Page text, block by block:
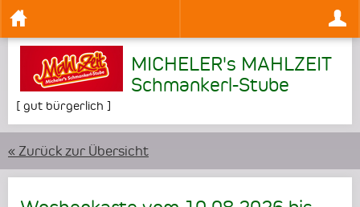
MICHELER's MAHLZEIT
Schmankerl-Stube
[ gut bürgerlich ]
« Zurück zur Übersicht